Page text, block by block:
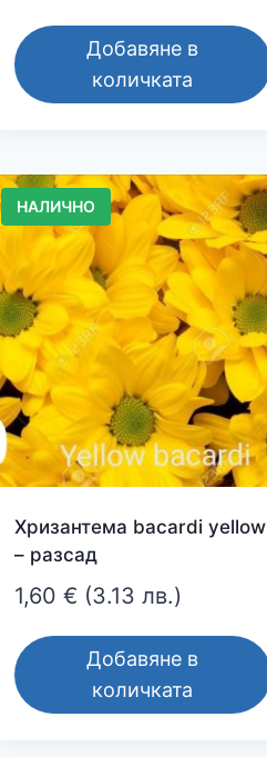
Добавяне в
количката
НАЛИЧНО
Хризантема bacardi yellow
– разсад
1,60 € (3.13 лв.)
Добавяне в
количката